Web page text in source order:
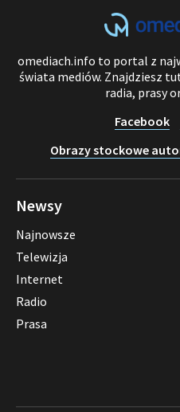
omediach.info to portal z
świata mediów. Znajdziesz
radia, prasy
Facebook
Obrazy stockowe
Newsy
Najnowsze
Telewizja
Internet
Radio
Prasa